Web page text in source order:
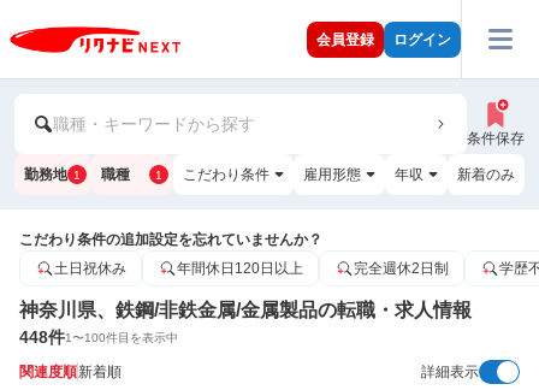
会員登録 ログイン
職種・キーワードから探す
条件保存
勤務地 1 職種 1 こだわり条件 雇用形態 年収 新着のみ
こだわり条件の追加設定を忘れていませんか？
土日祝休み
年間休日120日以上 完全週休2日制 学歴
神奈川県、鉄鋼/非鉄金属/金属製品の転職・求人情報
448件1〜100件目を表示中
関連度順新着順 詳細表示